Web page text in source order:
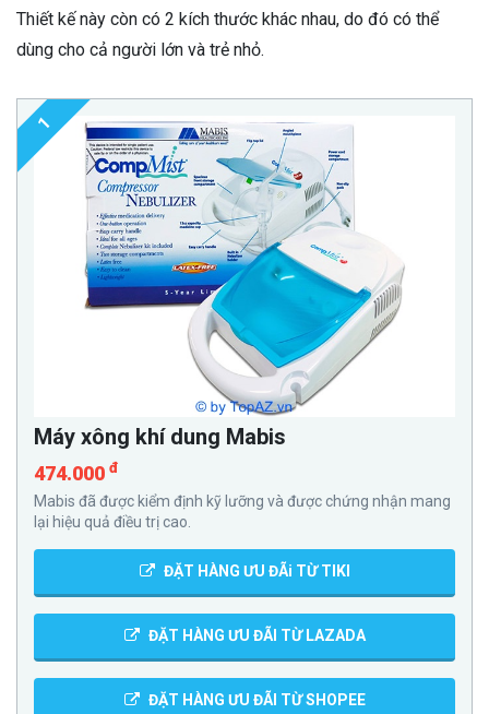
Thiết kế này còn có 2 kích thước khác nhau, do đó có thể
dùng cho cả người lớn và trẻ nhỏ.
1
Máy xông khí dung Mabis
474.000 đ
Mabis đã được kiểm định kỹ lưỡng và được chứng nhận mang
lại hiệu quả điều trị cao.
ĐẶT HÀNG ƯU ĐÃi TỪ TIKI
ĐẶT HÀNG ƯU ĐÃI TỪ LAZADA
ĐẶT HÀNG ƯU ĐÃI TỪ SHOPEE